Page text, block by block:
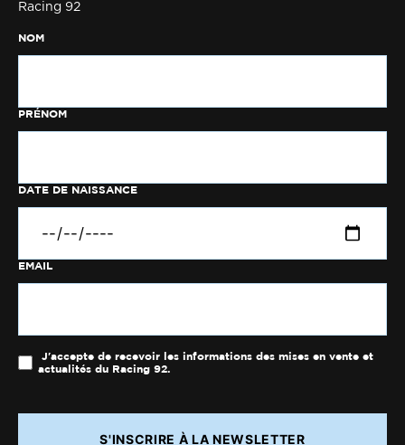
Racing 92
NOM
PRÉNOM
DATE DE NAISSANCE
EMAIL
J'accepte de recevoir les informations des mises en vente et
actualités du Racing 92.
S'INSCRIRE À LA NEWSLETTER